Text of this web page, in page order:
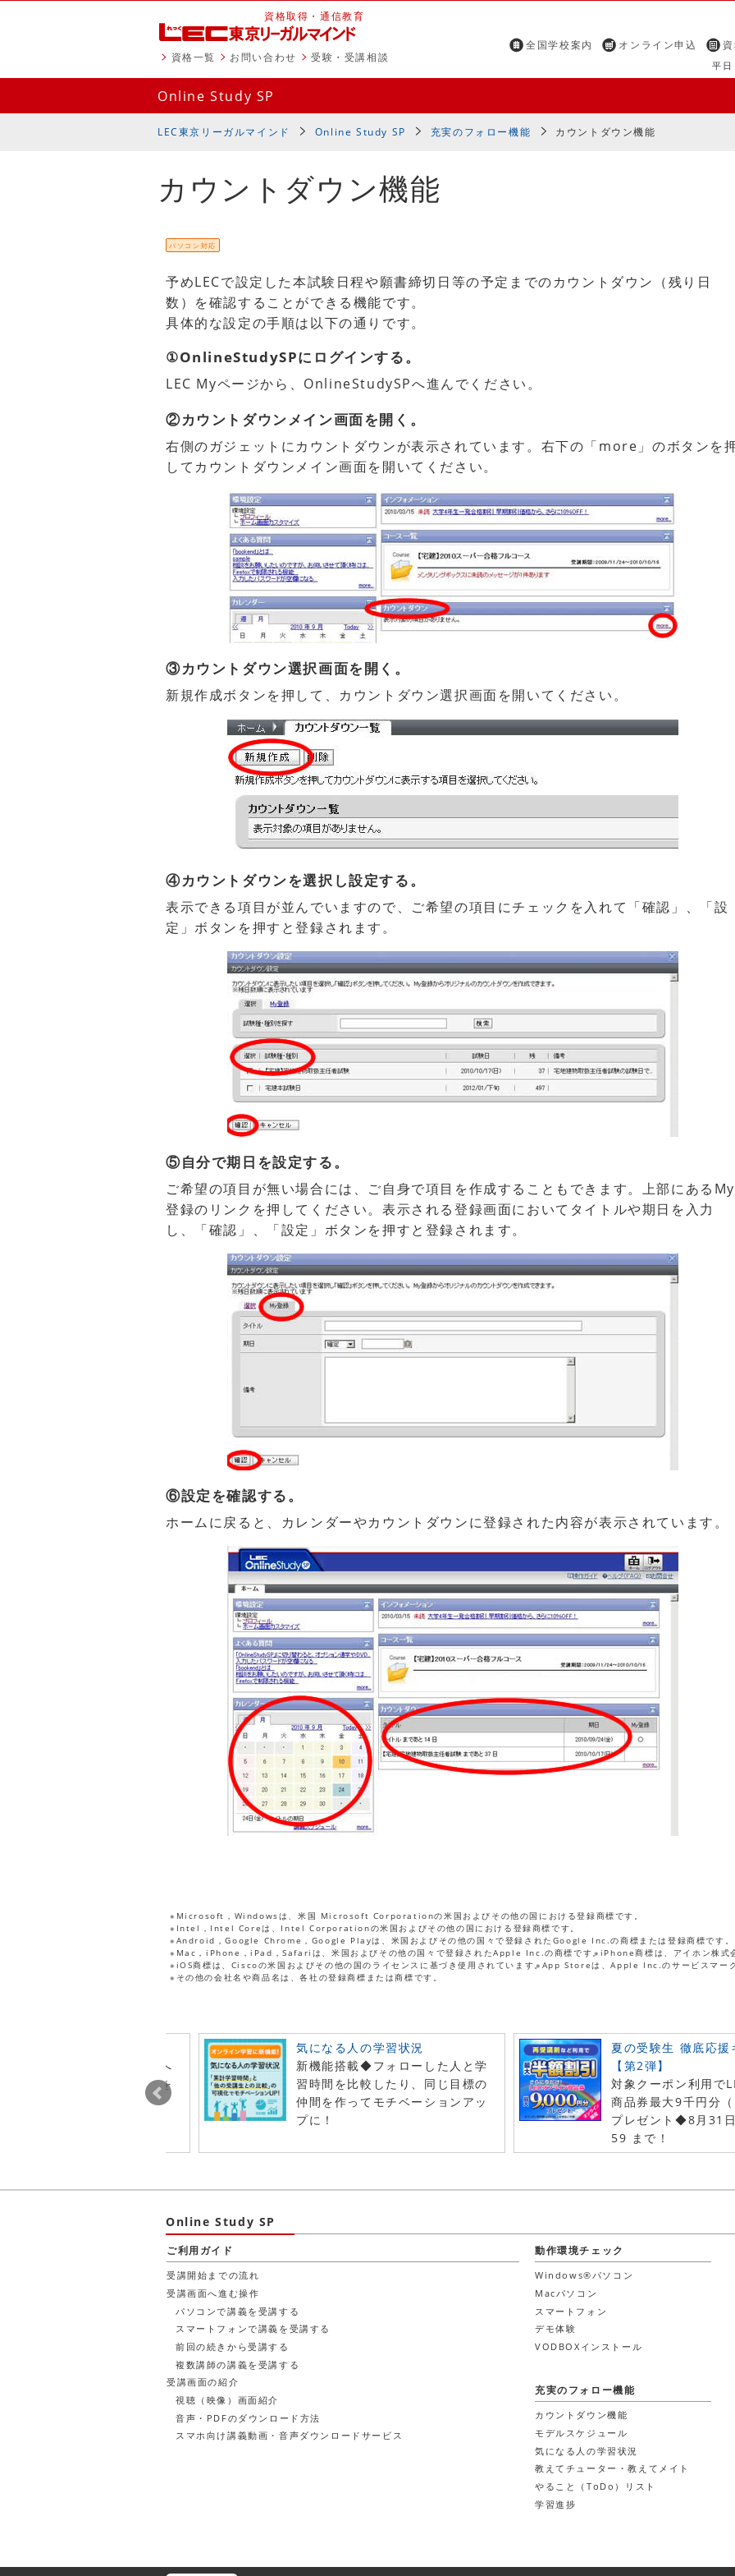
資格取得・通信教育
資格一覧 お問い合わせ 受験・受講相談
全国学校案内 オンライン申込
平
Online Study SP
LEC東京リーガルマインド Online Study SP 充実のフォロー機能 カウントダウン機能
カウントダウン機能
パソコン対応
予めLECで設定した本試験日程や願書締切日等の予定までのカウントダウン（残り日
数）を確認することができる機能です。
具体的な設定の手順は以下の通りです。
①OnlineStudySPにログインする。
LEC Myページから、OnlineStudySPへ進んでください。
②カウントダウンメイン画面を開く。
右側のガジェットにカウントダウンが表示されています。右下の「more」のボタンを
してカウントダウンメイン画面を開いてください。
③カウントダウン選択画面を開く。
新規作成ボタンを押して、カウントダウン選択画面を開いてください。
④カウントダウンを選択し設定する。
表示できる項目が並んでいますので、ご希望の項目にチェックを入れて「確認」、「設
定」ボタンを押すと登録されます。
⑤自分で期日を設定する。
ご希望の項目が無い場合には、ご自身で項目を作成することもできます。上部にあるMy
登録のリンクを押してください。表示される登録画面においてタイトルや期日を入力
し、「確認」、「設定」ボタンを押すと登録されます。
⑥設定を確認する。
ホームに戻ると、カレンダーやカウントダウンに登録された内容が表示されています。
※Microsoft，Windowsは、米国 Microsoft Corporationの米国およびその他の国における登録商標です。
※Intel，Intel Coreは、Intel Corporationの米国およびその他の国における登録商標です。
※Android，Google Chrome，Google Playは、米国およびその他の国々で登録されたGoogle Inc.の商標または登録商標です。
※Mac，iPhone，iPad，Safariは、米国およびその他の国々で登録されたApple Inc.の商標です。※iPhone商標は、アイホン株式
※iOS商標は、Ciscoの米国およびその他の国のライセンスに基づき使用されています。※App Storeは、Apple Inc.のサービスマーク
※その他の会社名や商品名は、各社の登録商標または商標です。
オンライン注文した商品へ
ビュー投稿で特典ポイントを
気になる人の学習状況
新機能搭載◆フォローした人と学
習時間を比較したり、同じ目標の
仲間を作ってモチベーションアッ
プに！
夏の受験生 徹底応援
【第2弾】
対象クーポン利用で
商品券最大9千円分（
プレゼント◆8月31
59 まで！
Online Study SP
ご利用ガイド
受講開始までの流れ
受講画面へ進む操作
パソコンで講義を受講する
スマートフォンで講義を受講する
前回の続きから受講する
複数講師の講義を受講する
受講画面の紹介
視聴（映像）画面紹介
音声・PDFのダウンロード方法
スマホ向け講義動画・音声ダウンロードサービス
動作環境チェック
Windows®パソコン
Macパソコン
スマートフォン
デモ体験
VODBOXインストール
充実のフォロー機能
カウントダウン機能
モデルスケジュール
気になる人の学習状況
教えてチューター・教えてメイト
やること（ToDo）リスト
学習進捗